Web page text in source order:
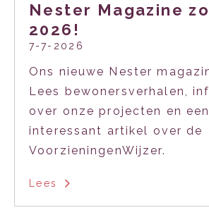
Nester Magazine
2026!
7-7-2026
Ons nieuwe Nester
Lees bewonersverhalen,
over onze projecten en een
interessant artikel over de
VoorzieningenWijzer.
Lees